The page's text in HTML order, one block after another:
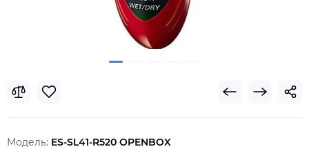
Модель: ES-SL41-R520 OPENBOX